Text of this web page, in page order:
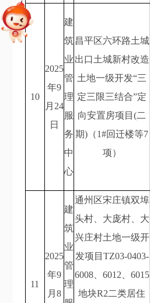
10
2025
年9
月24
日
建
筑
业
管
理
服
务
中
心
昌平区六环路土城
出口土城新村改造
土地一级开发“三
定三限三结合”定
向安置房项目(二
期)（1#回迁楼等7
项）
11
2025
年9
月8
建
筑
业
管
理
通州区宋庄镇双埠
头村、大庞村、大
兴庄村土地一级开
发项目TZ03-0403-
6008、6012、6015
地块R2二类居住